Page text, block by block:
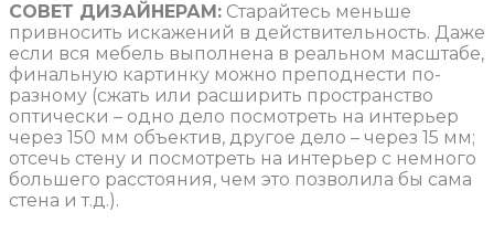
СОВЕТ ДИЗАЙНЕРАМ: Старайтесь меньше
привносить искажений в действительность. Даже
если вся мебель выполнена в реальном масштабе,
финальную картинку можно преподнести по-
разному (сжать или расширить пространство
оптически – одно дело посмотреть на интерьер
через 150 мм объектив, другое дело – через 15 мм;
отсечь стену и посмотреть на интерьер с немного
большего расстояния, чем это позволила бы сама
стена и т.д.).